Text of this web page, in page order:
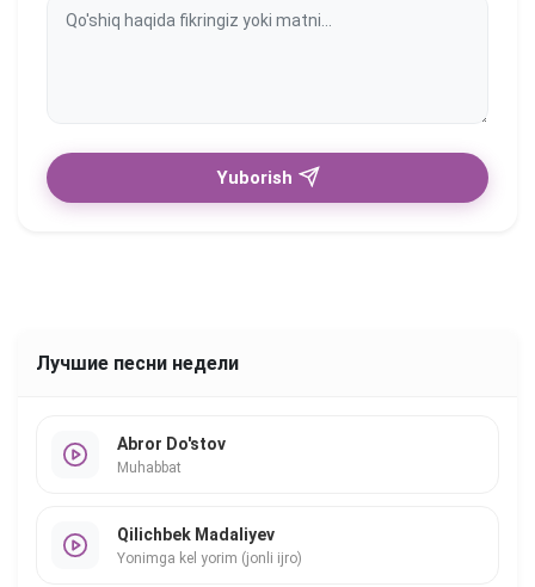
Yuborish
Лучшие песни недели
Abror Do'stov
Muhabbat
Qilichbek Madaliyev
Yonimga kel yorim (jonli ijro)